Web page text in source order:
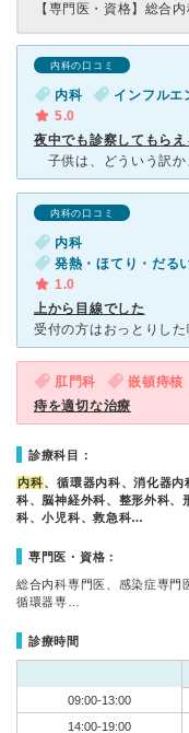
【専門医・資格】 総合内
内科の口コミ
内科 インフルエ
5.0
夜中でも診察してもら
内科の口コミ
内科
1.0
上から目線でした
肛門科 嵌頓痔核
痔を適切な治療
診療科目：
内科、循環器内科、消化器
科、脳神経外科、整形外科、
科、小児科、救急科…
専門医・資格：
総合内科専門医、感染症専門
循環器専…
診療時間
09:00-13:00
14:00-19:00